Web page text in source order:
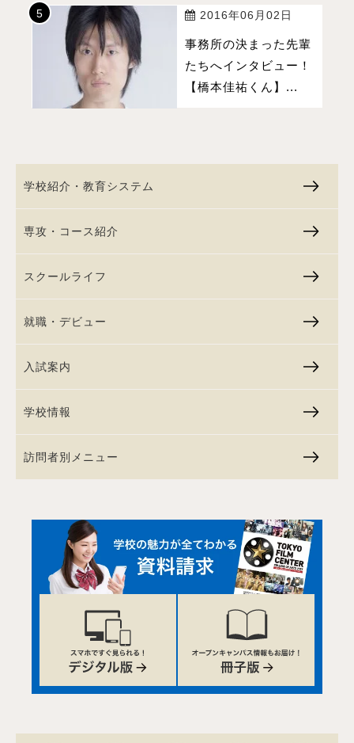
2016年06月02日
事務所の決まった先輩
たちへインタビュー！
【橋本佳祐くん】...
学校紹介・教育システム
専攻・コース紹介
スクールライフ
就職・デビュー
入試案内
学校情報
訪問者別メニュー